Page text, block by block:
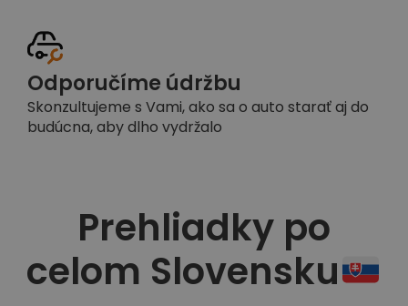
Odporučíme údržbu
Skonzultujeme s Vami, ako sa o auto starať aj do
budúcna, aby dlho vydržalo
Prehliadky po
celom Slovensku